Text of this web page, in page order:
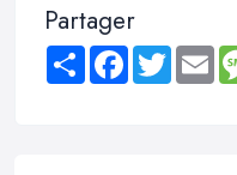
Partager
Share FacebookTwitter